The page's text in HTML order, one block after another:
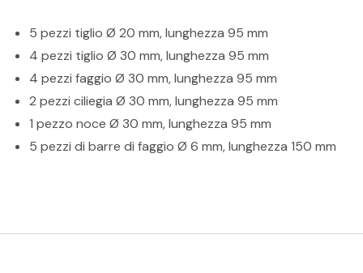
5 pezzi tiglio Ø 20 mm, lunghezza 95 mm
4 pezzi tiglio Ø 30 mm, lunghezza 95 mm
4 pezzi faggio Ø 30 mm, lunghezza 95 mm
2 pezzi ciliegia Ø 30 mm, lunghezza 95 mm
1 pezzo noce Ø 30 mm, lunghezza 95 mm
5 pezzi di barre di faggio Ø 6 mm, lunghezza 150 mm